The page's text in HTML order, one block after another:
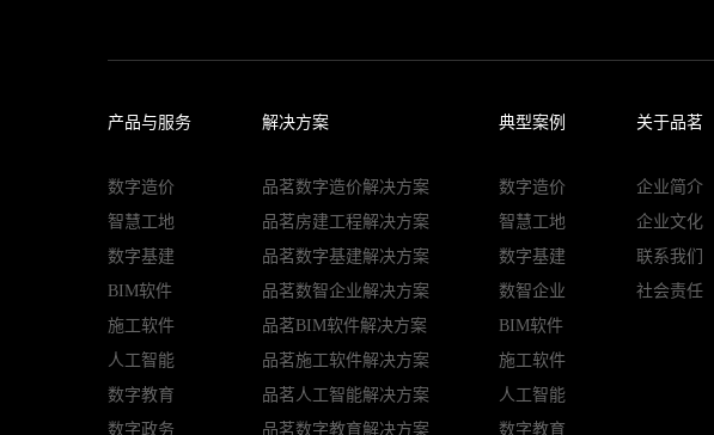
产品与服务
数字造价
智慧工地
数字基建
BIM软件
施工软件
人工智能
数字教育
数字政务
解决方案
品茗数字造价解决方案
品茗房建工程解决方案
品茗数字基建解决方案
品茗数智企业解决方案
品茗BIM软件解决方案
品茗施工软件解决方案
品茗人工智能解决方案
品茗数字教育解决方案
典型案例
数字造价
智慧工地
数字基建
数智企业
BIM软件
施工软件
人工智能
数字教育
关于品茗
企业简介
企业文化
联系我们
社会责任